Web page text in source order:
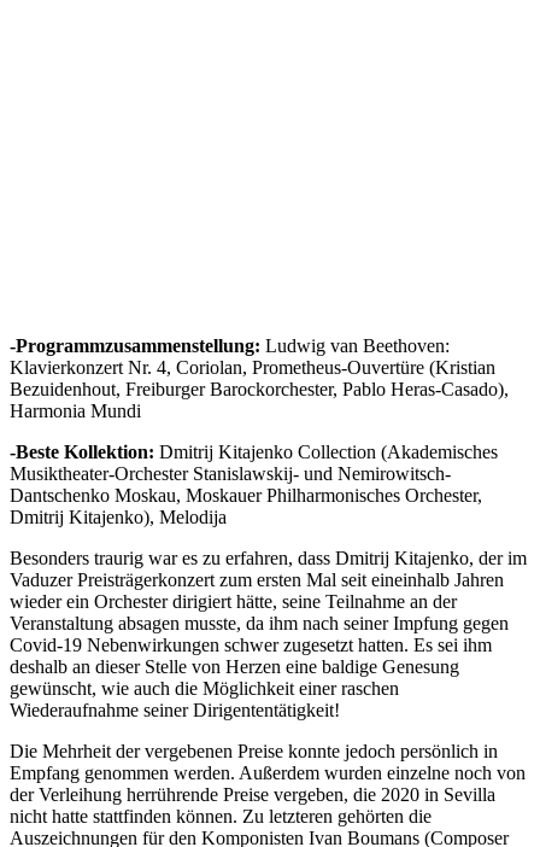
-Programmzusammenstellung: Ludwig van Beethoven:
Klavierkonzert Nr. 4, Coriolan, Prometheus-Ouvertüre (Kristian
Bezuidenhout, Freiburger Barockorchester, Pablo Heras-Casado),
Harmonia Mundi
-Beste Kollektion: Dmitrij Kitajenko Collection (Akademisches
Musiktheater-Orchester Stanislawskij- und Nemirowitsch-
Dantschenko Moskau, Moskauer Philharmonisches Orchester,
Dmitrij Kitajenko), Melodija
Besonders traurig war es zu erfahren, dass Dmitrij Kitajenko, der im
Vaduzer Preisträgerkonzert zum ersten Mal seit eineinhalb Jahren
wieder ein Orchester dirigiert hätte, seine Teilnahme an der
Veranstaltung absagen musste, da ihm nach seiner Impfung gegen
Covid-19 Nebenwirkungen schwer zugesetzt hatten. Es sei ihm
deshalb an dieser Stelle von Herzen eine baldige Genesung
gewünscht, wie auch die Möglichkeit einer raschen
Wiederaufnahme seiner Dirigententätigkeit!
Die Mehrheit der vergebenen Preise konnte jedoch persönlich in
Empfang genommen werden. Außerdem wurden einzelne noch von
der Verleihung herrührende Preise vergeben, die 2020 in Sevilla
nicht hatte stattfinden können. Zu letzteren gehörten die
Auszeichnungen für den Komponisten Ivan Boumans (Composer